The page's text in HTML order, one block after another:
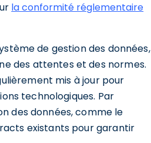
la conformité réglementaire
de gestion des données,
des attentes et des normes.
mis à jour pour
technologiques. Par
des données, comme le
existants pour garantir